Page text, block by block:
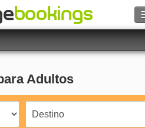
Adultos